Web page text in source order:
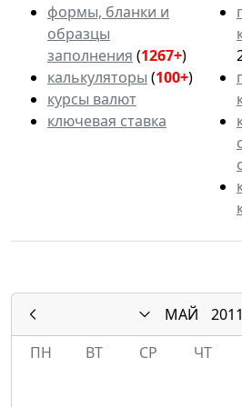
формы, бланки и
образцы
заполнения (1267+)
калькуляторы (100+)
курсы валют
ключевая ставка
МАЙ
2011
ПН
ВТ СР ЧТ